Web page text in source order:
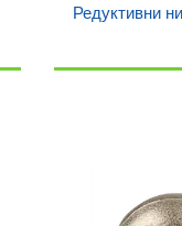
Редуктивни